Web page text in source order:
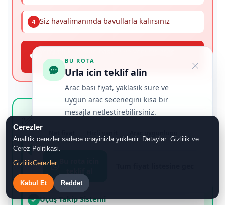
4 Siz havalimanında bavullarla kalırsınız
💔
arama stresi aynı anda başlar.
✅Transferiste Rezervasyon Güvencesi
✓ Kesin Rezervasyon
Yazılı teyitli rezervasyon, son dakika belirsizliğini
azaltır
✓ Uçuş Takip Sistemi
BU ROTA
Urla icin teklif alin
Arac basi fiyat, yaklasik sure ve
uygun arac secenegini kisa bir
mesajla netlestirebilirsiniz.
Cerezler
Analitik cerezler sadece onayinizla yuklenir. Detaylar: Gizlilik ve
Cerez Politikasi.
GizlilikCerezler
Kabul Et Reddet